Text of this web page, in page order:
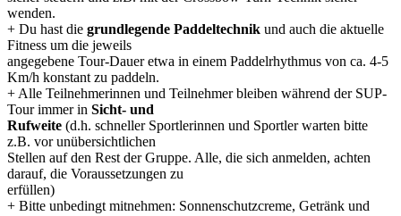
wenden.
+ Du hast die grundlegende Paddeltechnik und auch die aktuelle
Fitness um die jeweils
angegebene Tour-Dauer etwa in einem Paddelrhythmus von ca. 4-5
Km/h konstant zu paddeln.
+ Alle Teilnehmerinnen und Teilnehmer bleiben während der SUP-
Tour immer in Sicht- und
Rufweite (d.h. schneller Sportlerinnen und Sportler warten bitte
z.B. vor unübersichtlichen
Stellen auf den Rest der Gruppe. Alle, die sich anmelden, achten
darauf, die Voraussetzungen zu
erfüllen)
+ Bitte unbedingt mitnehmen: Sonnenschutzcreme, Getränk und